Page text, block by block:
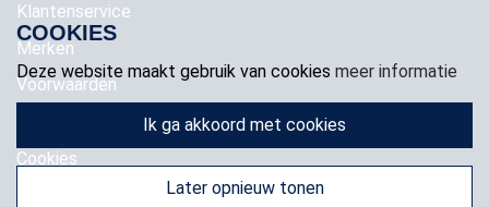
Klantenservice
Merken
Voorwaarden
Cookies
COOKIES
Deze website maakt gebruik van cookies meer informatie
ik ga akkoord met cookies
later opnieuw tonen